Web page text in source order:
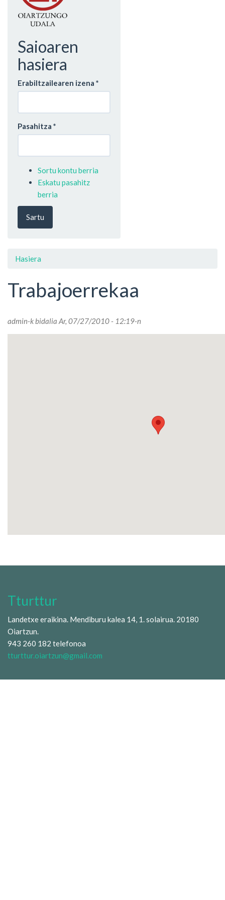
Saioaren
hasiera
Erabiltzailearen izena *
Pasahitza *
Sortu kontu berria
Eskatu pasahitz
berria
Sartu
Hasiera
Trabajoerrekaa
admin-k bidalia Ar, 07/27/2010 - 12:19-n
Tturttur
Landetxe eraikina. Mendiburu kalea 14, 1. solairua. 20180
Oiartzun.
943 260 182 telefonoa
tturttur.oiartzun@gmail.com